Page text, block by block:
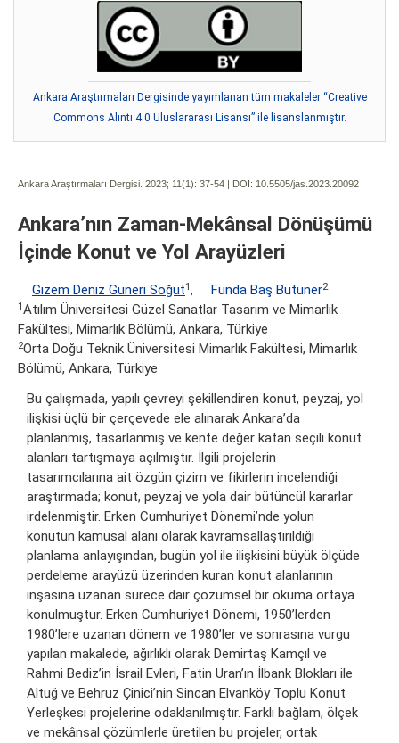
Ankara Araştırmaları Dergisinde yayımlanan tüm makaleler “Creative
Commons Alıntı 4.0 Uluslararası Lisansı” ile lisanslanmıştır.
Ankara Araştırmaları Dergisi. 2023; 11(1): 37-54 | DOI: 10.5505/jas.2023.20092
Ankara’nın Zaman-Mekânsal Dönüşümü
İçinde Konut ve Yol Arayüzleri
Gizem Deniz Güneri Söğüt1, Funda Baş Bütüner2
1Atılım Üniversitesi Güzel Sanatlar Tasarım ve Mimarlık
Fakültesi, Mimarlık Bölümü, Ankara, Türkiye
2Orta Doğu Teknik Üniversitesi Mimarlık Fakültesi, Mimarlık
Bölümü, Ankara, Türkiye
Bu çalışmada, yapılı çevreyi şekillendiren konut, peyzaj, yol
ilişkisi üçlü bir çerçevede ele alınarak Ankara’da
planlanmış, tasarlanmış ve kente değer katan seçili konut
alanları tartışmaya açılmıştır. İlgili projelerin
tasarımcılarına ait özgün çizim ve fikirlerin incelendiği
araştırmada; konut, peyzaj ve yola dair bütüncül kararlar
irdelenmiştir. Erken Cumhuriyet Dönemi’nde yolun
konutun kamusal alanı olarak kavramsallaştırıldığı
planlama anlayışından, bugün yol ile ilişkisini büyük ölçüde
perdeleme arayüzü üzerinden kuran konut alanlarının
inşasına uzanan sürece dair çözümsel bir okuma ortaya
konulmuştur. Erken Cumhuriyet Dönemi, 1950’lerden
1980’lere uzanan dönem ve 1980’ler ve sonrasına vurgu
yapılan makalede, ağırlıklı olarak Demirtaş Kamçıl ve
Rahmi Bediz’in İsrail Evleri, Fatin Uran’ın İlbank Blokları ile
Altuğ ve Behruz Çinici’nin Sincan Elvanköy Toplu Konut
Yerleşkesi projelerine odaklanılmıştır. Farklı bağlam, ölçek
ve mekânsal çözümlerle üretilen bu projeler, ortak